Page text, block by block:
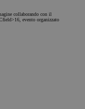
collaborando con il
evento organizzato